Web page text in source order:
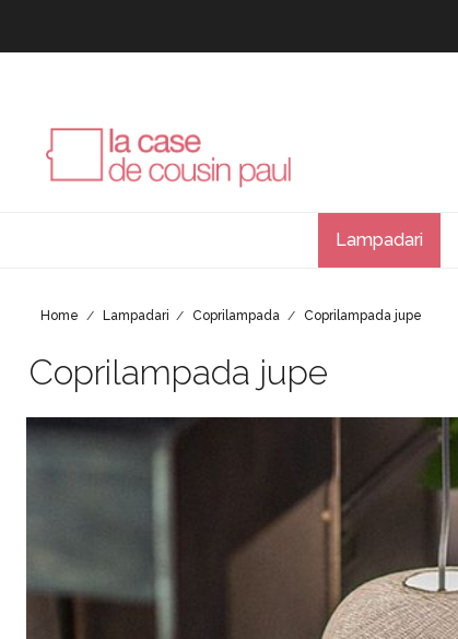
Lampadari
Home Lampadari Coprilampada Coprilampada jupe
Coprilampada jupe